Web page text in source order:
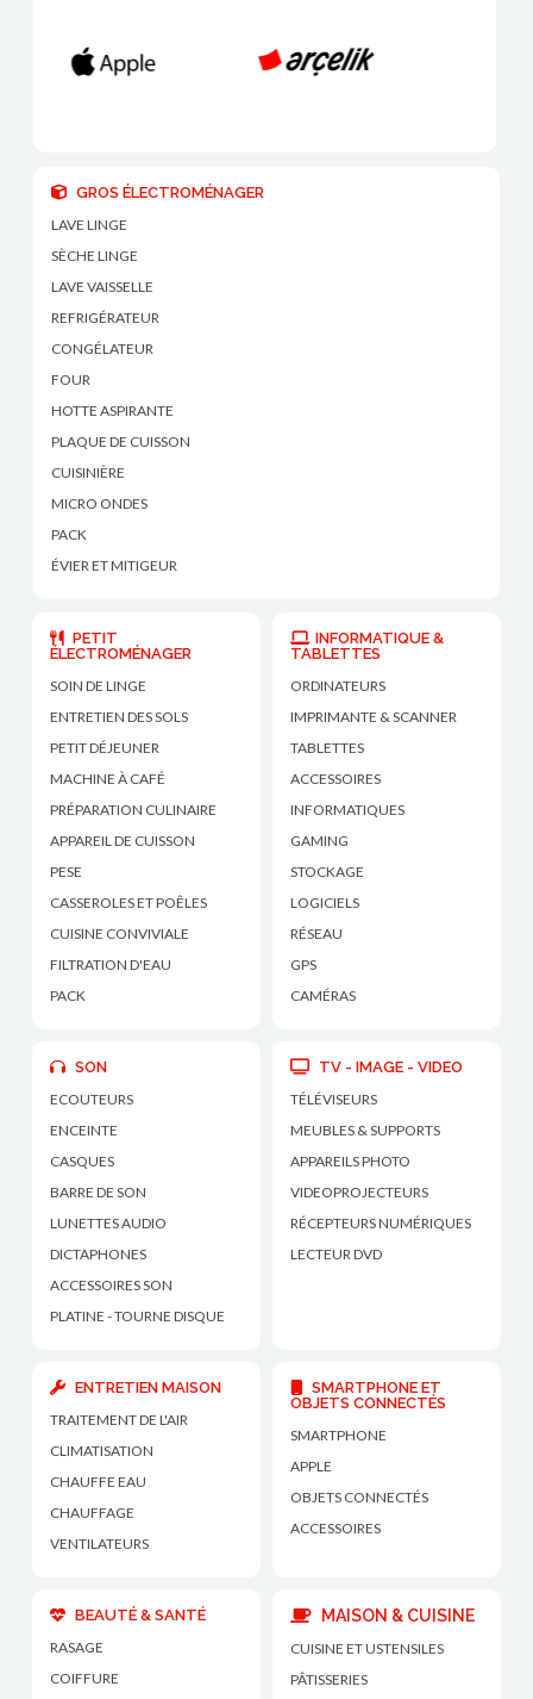
GROS ÉLECTROMÉNAGER
LAVE LINGE
SÈCHE LINGE
LAVE VAISSELLE
REFRIGÉRATEUR
CONGÉLATEUR
FOUR
HOTTE ASPIRANTE
PLAQUE DE CUISSON
CUISINIÈRE
MICRO ONDES
PACK
ÉVIER ET MITIGEUR
PETIT
ÉLECTROMÉNAGER
SOIN DE LINGE
ENTRETIEN DES SOLS
PETIT DÉJEUNER
MACHINE À CAFÉ
PRÉPARATION CULINAIRE
APPAREIL DE CUISSON
PESE
CASSEROLES ET POÊLES
CUISINE CONVIVIALE
FILTRATION D'EAU
PACK
INFORMATIQUE &
TABLETTES
ORDINATEURS
IMPRIMANTE & SCANNER
TABLETTES
ACCESSOIRES
INFORMATIQUES
GAMING
STOCKAGE
LOGICIELS
RÉSEAU
GPS
CAMÉRAS
SON
ECOUTEURS
ENCEINTE
CASQUES
BARRE DE SON
LUNETTES AUDIO
DICTAPHONES
ACCESSOIRES SON
PLATINE - TOURNE DISQUE
TV - IMAGE - VIDEO
TÉLÉVISEURS
MEUBLES & SUPPORTS
APPAREILS PHOTO
VIDEOPROJECTEURS
RÉCEPTEURS NUMÉRIQUES
LECTEUR DVD
ENTRETIEN MAISON
TRAITEMENT DE L'AIR
CLIMATISATION
CHAUFFE EAU
CHAUFFAGE
VENTILATEURS
SMARTPHONE ET
OBJETS CONNECTÉS
SMARTPHONE
APPLE
OBJETS CONNECTÉS
ACCESSOIRES
BEAUTÉ & SANTÉ
RASAGE
COIFFURE
MAISON & CUISINE
CUISINE ET USTENSILES
PÂTISSERIES